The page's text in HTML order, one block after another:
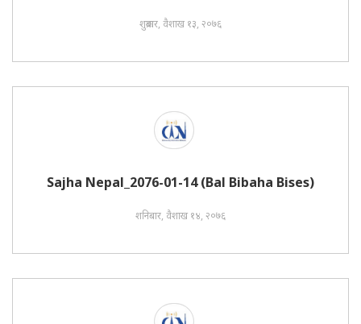
शुक्रबार, वैशाख १३, २०७६
Sajha Nepal_2076-01-14 (Bal Bibaha Bises)
शनिबार, वैशाख १४, २०७६